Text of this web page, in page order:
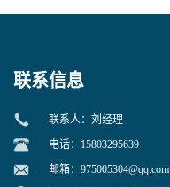
联系信息
联系人：刘经理
电话：15803295639
邮箱： 975005304@qq.com